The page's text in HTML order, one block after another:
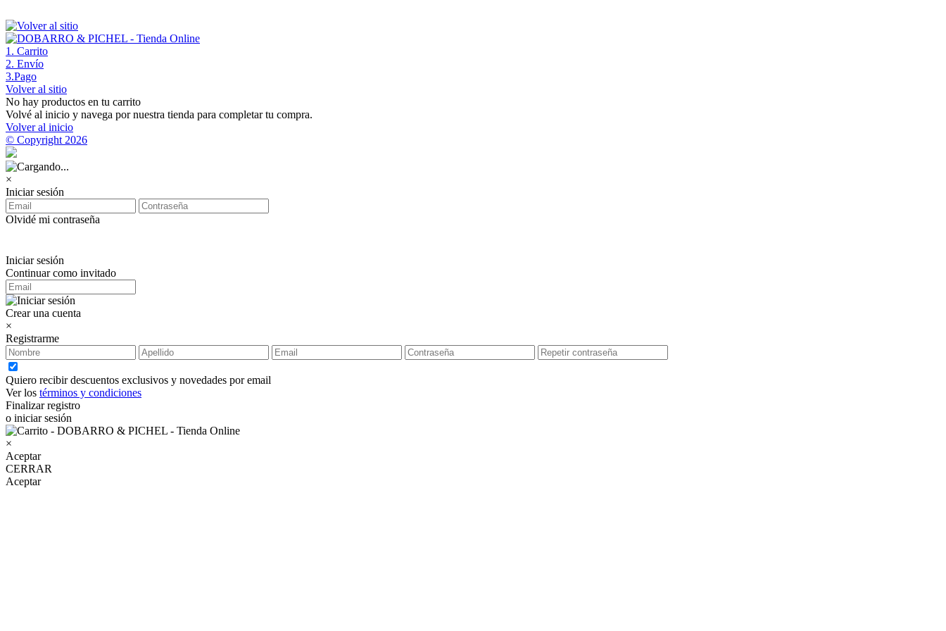
1 . Carrito
2. Envío
3.Pago
Volver al sitio
No hay productos en tu carrito
Volvé al inicio y navega por nuestra tienda para completar tu compra.
Volver al inicio
© Copyright 2026
×
Iniciar sesión
Olvidé mi contraseña
Iniciar sesión
Continuar como invitado
Crear una cuenta
×
Registrarme
Quiero recibir descuentos exclusivos y novedades por email
Ver los términos y condiciones
Finalizar registro
o iniciar sesión
×
Aceptar
CERRAR
Aceptar